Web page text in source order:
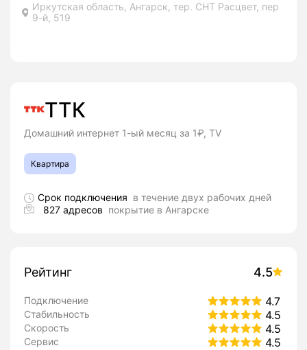
Иркутская область, Ангарск, тер. СНТ Расцвет, пер
9-й, 519
ТТК
Домашний интернет 1-ый месяц за 1₽, TV
Квартира
Срок подключения в течение двух рабочих дней
827 адресов покрытие в Ангарске
Рейтинг 4.5
Подключение 4.7
Стабильность 4.5
Скорость 4.5
Сервис 4.5